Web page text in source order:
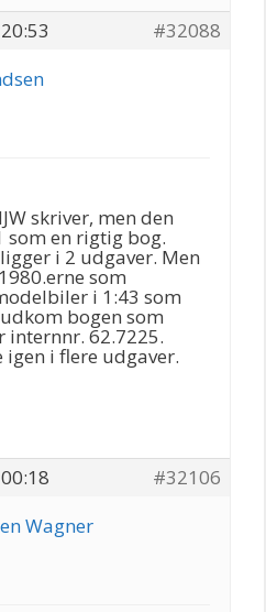
#32088
skriver, men den
som en rigtig bog.
i 2 udgaver. Men
som
i 1:43 som
bogen som
62.7225.
i flere udgaver.
#32106
Wagner